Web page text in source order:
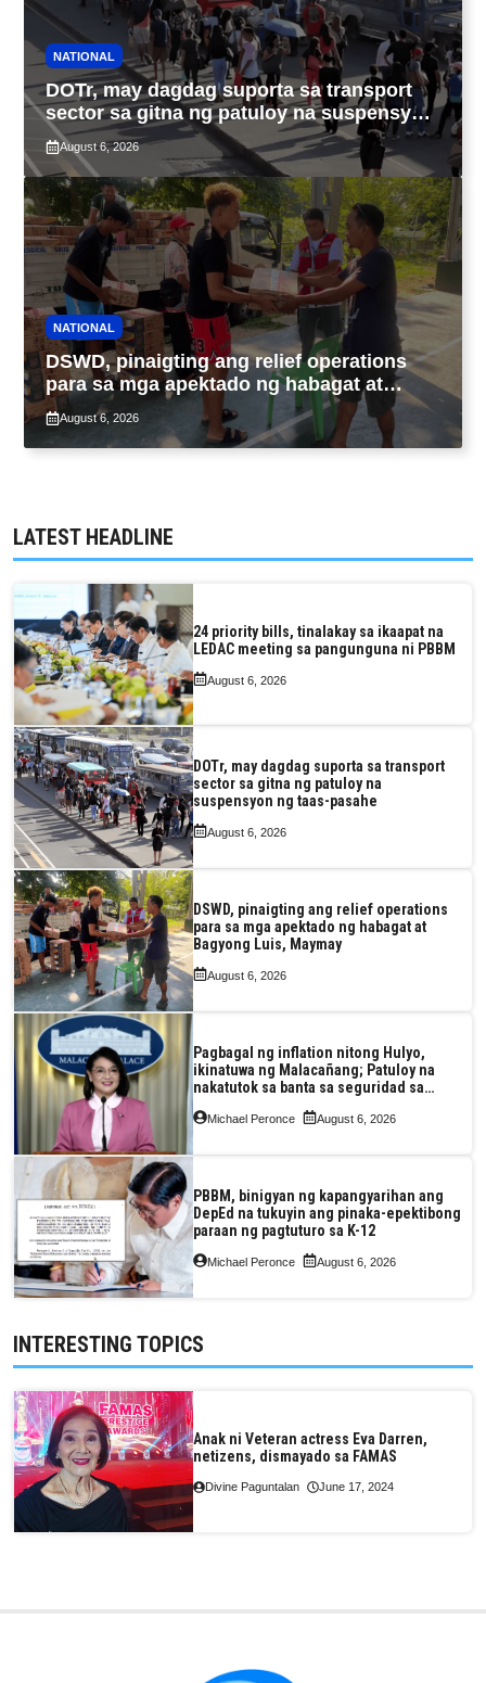
NATIONAL
DOTr, may dagdag suporta sa transport
sector sa gitna ng patuloy na suspensyon
ng taas-pasahe
August 6, 2026
NATIONAL
DSWD, pinaigting ang relief operations
para sa mga apektado ng habagat at
Bagyong Luis, Maymay
August 6, 2026
LATEST HEADLINE
24 priority bills, tinalakay sa ikaapat na
LEDAC meeting sa pangunguna ni PBBM
August 6, 2026
DOTr, may dagdag suporta sa transport
sector sa gitna ng patuloy na
suspensyon ng taas-pasahe
August 6, 2026
DSWD, pinaigting ang relief operations
para sa mga apektado ng habagat at
Bagyong Luis, Maymay
August 6, 2026
Pagbagal ng inflation nitong Hulyo,
ikinatuwa ng Malacañang; Patuloy na
nakatutok sa banta sa seguridad sa
pagkain, enerhiya
Michael Peronce August 6, 2026
PBBM, binigyan ng kapangyarihan ang
DepEd na tukuyin ang pinaka-epektibong
paraan ng pagtuturo sa K-12
Michael Peronce August 6, 2026
INTERESTING TOPICS
Anak ni Veteran actress Eva Darren,
netizens, dismayado sa FAMAS
Divine Paguntalan June 17, 2024